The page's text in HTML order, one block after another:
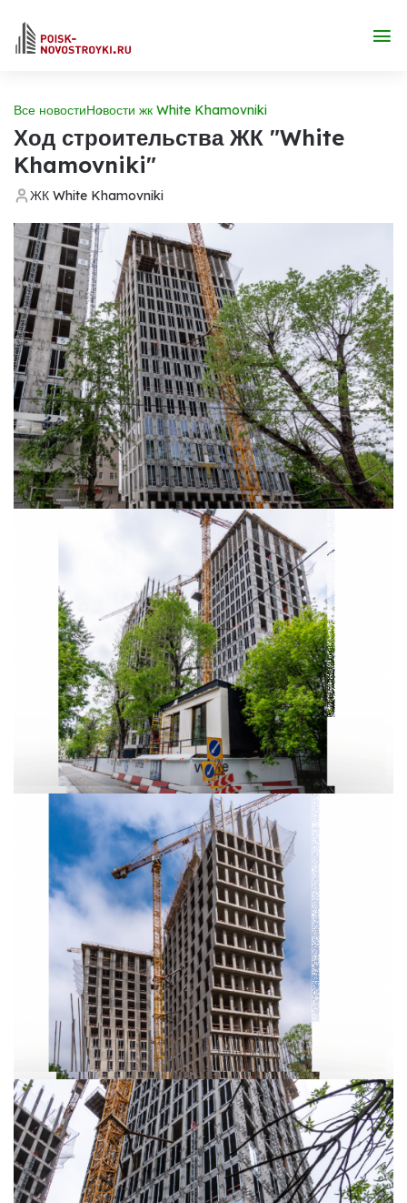
Все новостиНовости жк White Khamovniki
Ход строительства ЖК "White
Khamovniki"
ЖК White Khamovniki